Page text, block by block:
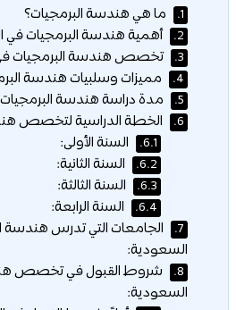
1. ما هي هندسة البرمجيات؟
2. أهمية هندسة البرمجيات في
3. تخصص هندسة البرمجيات
4. مميزات وسلبيات هندسة
5. مدة دراسة هندسة
6. الخطة الدراسية لتخصص
6.1. السنة الأولى:
6.2. السنة الثانية:
6.3. السنة الثالثة:
6.4. السنة الرابعة:
7.
الجامعات التي تدرس هندسة
السعودية:
8.
شروط القبول في تخصص
السعودية: